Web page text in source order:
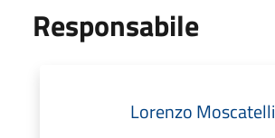
Responsabile
Lorenzo Moscatelli